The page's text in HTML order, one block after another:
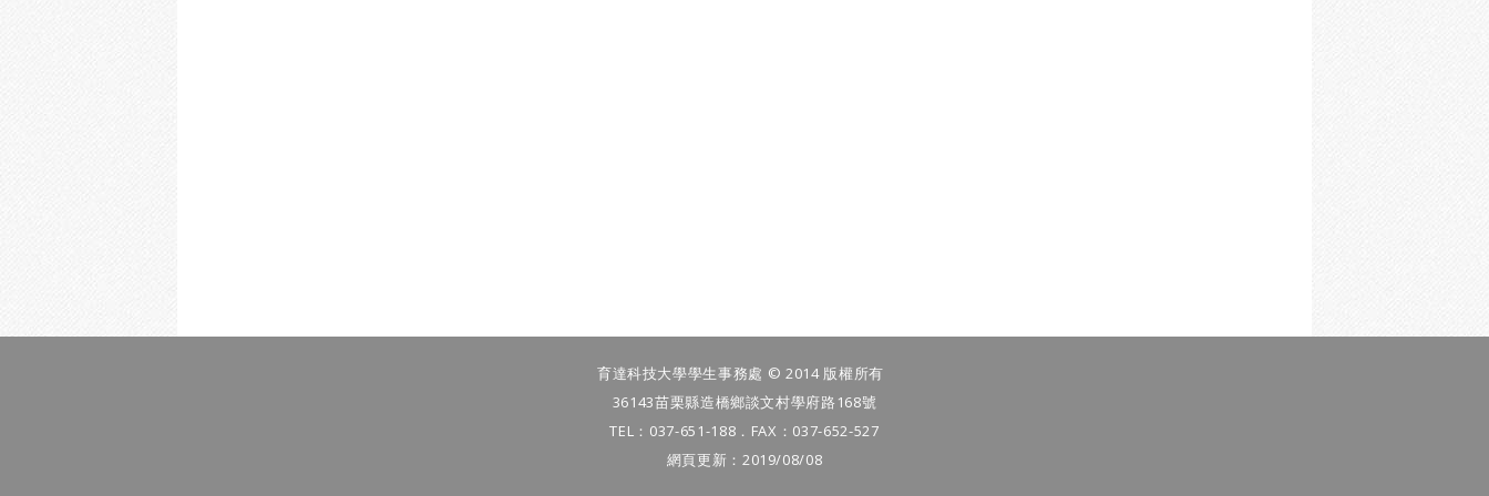
育達科技大學學生事務處 © 2014 版權所有
36143苗栗縣造橋鄉談文村學府路168號
TEL：037-651-188．FAX：037-652-527
網頁更新：2019/08/08